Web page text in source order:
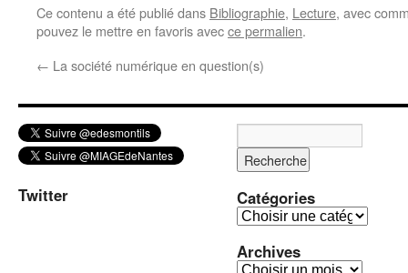
Ce contenu a été publié dans Bibliographie, Lecture, avec
pouvez le mettre en favoris avecce permalien.
← La société numérique en question(s)
Twitter Catégories
C
t
Archives
A